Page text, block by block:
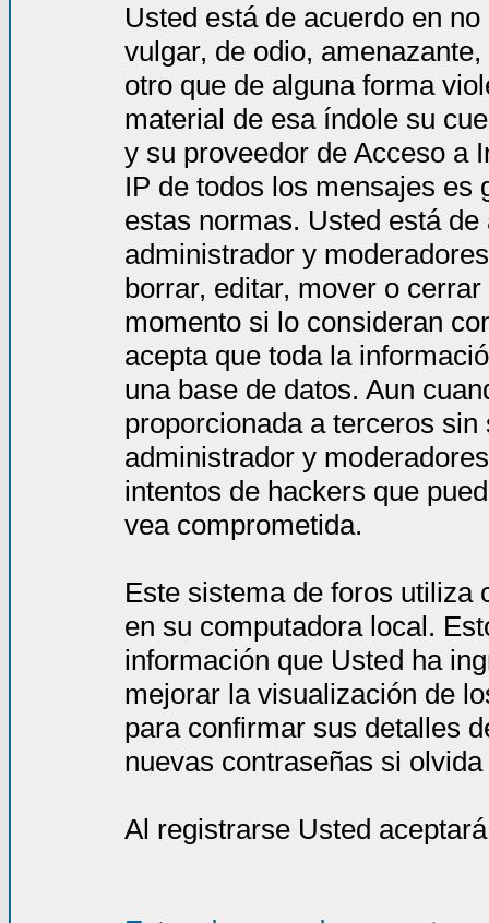
Usted está de acuerdo en
vulgar, de odio,
otro que de alguna forma
material de esa índole su
y su proveedor de Acceso a
IP de todos los mensajes es
estas normas. Usted está
administrador y
borrar, editar, mover o
momento si lo consideran
acepta que toda la
una base de datos. Aun
proporcionada a terceros
administrador y
intentos de hackers que
vea comprometida.
Este sistema de foros utiliza
en su computadora local.
información que Usted ha
mejorar la visualización de
para confirmar sus detalles
nuevas contraseñas si
Al registrarse Usted